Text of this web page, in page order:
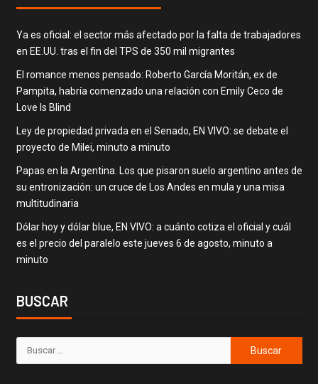
Ya es oficial: el sector más afectado por la falta de trabajadores
en EE.UU. tras el fin del TPS de 350 mil migrantes
El romance menos pensado: Roberto García Moritán, ex de
Pampita, habría comenzado una relación con Emily Ceco de
Love Is Blind
Ley de propiedad privada en el Senado, EN VIVO: se debate el
proyecto de Milei, minuto a minuto
Papas en la Argentina. Los que pisaron suelo argentino antes de
su entronización: un cruce de Los Andes en mula y una misa
multitudinaria
Dólar hoy y dólar blue, EN VIVO: a cuánto cotiza el oficial y cuál
es el precio del paralelo este jueves 6 de agosto, minuto a
minuto
BUSCAR